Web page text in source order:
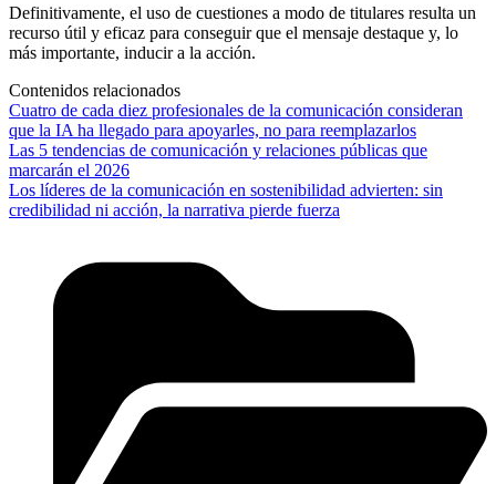
Definitivamente, el uso de cuestiones a modo de titulares resulta un
recurso útil y eficaz para conseguir que el mensaje destaque y, lo
más importante, inducir a la acción.
Contenidos relacionados
Cuatro de cada diez profesionales de la comunicación consideran
que la IA ha llegado para apoyarles, no para reemplazarlos
Las 5 tendencias de comunicación y relaciones públicas que
marcarán el 2026
Los líderes de la comunicación en sostenibilidad advierten: sin
credibilidad ni acción, la narrativa pierde fuerza